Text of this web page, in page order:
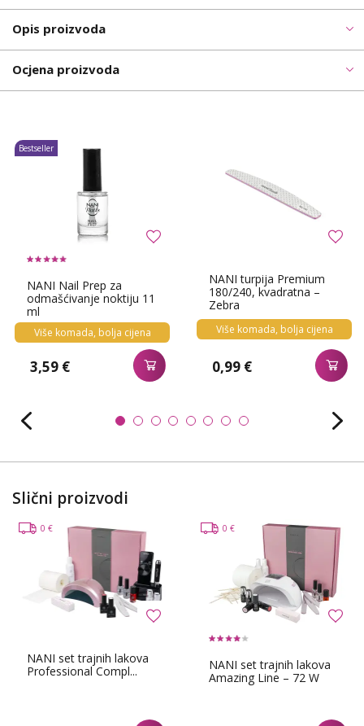
Opis proizvoda
Ocjena proizvoda
NANI Nail Prep za
odmašćivanje noktiju 11
ml
Više komada, bolja cijena
3,59 €
Bestseller
NANI turpija Premium
180/240, kvadratna –
Zebra
Više komada, bolja cijena
0,99 €
Slični proizvodi
NANI set trajnih lakova
Professional Compl...
0 €
NANI set trajnih lakova
Amazing Line – 72 W
0 €